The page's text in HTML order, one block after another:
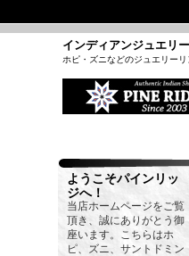
インディアンジュエリ
ホピ・ズニなどのジュエリー
ようこそパインリッ
ジへ！
当店ホームページをご覧
頂き、誠にありがとう御
座います。こちらはホ
ピ、ズニ、サントドミン